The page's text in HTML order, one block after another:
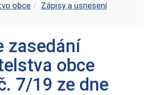
obce
Zápisy a usnesení
zasedání
obce
7/19 ze dne